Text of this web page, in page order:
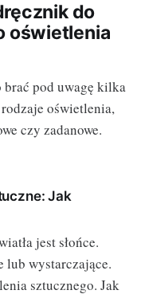
do
oświetlenia
pod uwagę kilka
oświetlenia,
czy zadanowe.
Jak
jest słońce.
lub wystarczające.
sztucznego. Jak